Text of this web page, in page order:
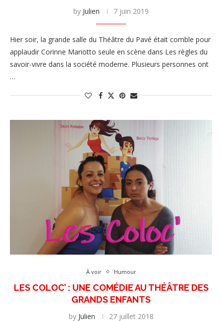
by Julien 7 juin 2019
Hier soir, la grande salle du Théâtre du Pavé était comble pour
applaudir Corinne Mariotto seule en scène dans Les règles du
savoir-vivre dans la société moderne. Plusieurs personnes ont
…
À voir Humour
LES COLOC’ : UNE COMÉDIE AU THÉÂTRE DES
GRANDS ENFANTS
by Julien 27 juillet 2018